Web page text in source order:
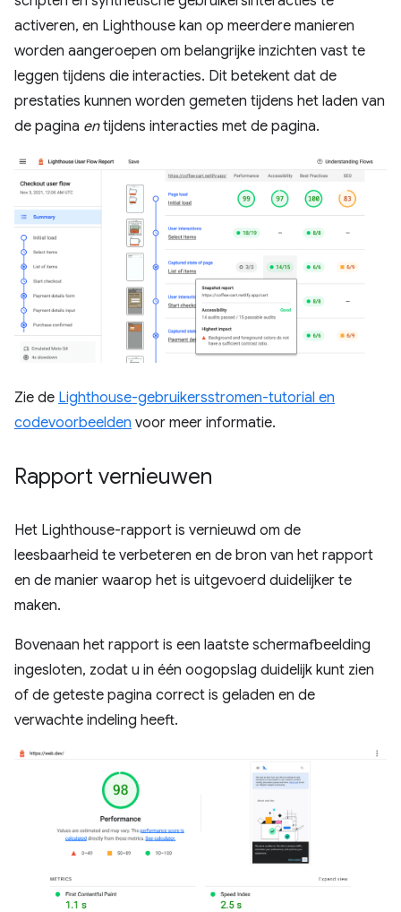
activeren, en Lighthouse kan op meerdere manieren
worden aangeroepen om belangrijke inzichten vast te
leggen tijdens die interacties. Dit betekent dat de
prestaties kunnen worden gemeten tijdens het laden van
de pagina entijdens interacties met de pagina.
Zie de Lighthouse-gebruikersstromen-tutorial en
codevoorbeelden voor meer informatie.
Rapport vernieuwen
Het Lighthouse-rapport is vernieuwd om de
leesbaarheid te verbeteren en de bron van het rapport
en de manier waarop het is uitgevoerd duidelijker te
maken.
Bovenaan het rapport is een laatste schermafbeelding
ingesloten, zodat u in één oogopslag duidelijk kunt zien
of de geteste pagina correct is geladen en de
verwachte indeling heeft.